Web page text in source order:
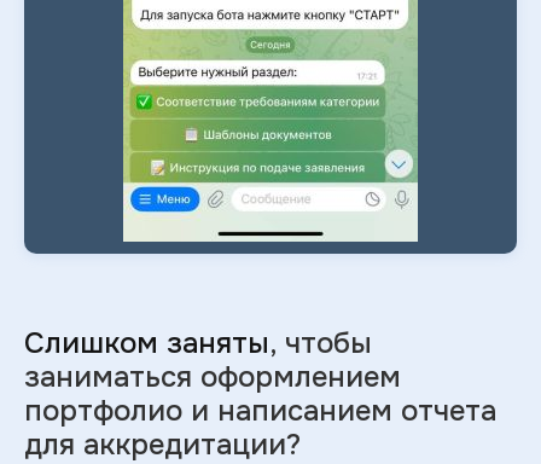
Слишком заняты, чтобы
заниматься оформлением
портфолио и написанием отчета
для аккредитации?